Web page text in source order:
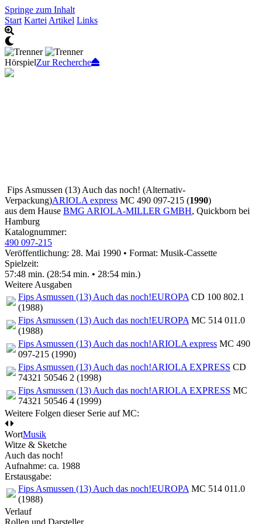
Springe zum Inhalt
Start Kartei Artikel Links
HörspielZur Recherche
Fips Asmussen (13) Auch das noch! (Alternativ-
Verpackung)ARIOLA express MC 490 097-215 (1990)
aus dem Hause BMG ARIOLA-MILLER GMBH, Quickborn bei
Hamburg
Katalognummer:
490 097-215
Veröffentlichung: 28. Mai 1990 • Format: Musik-Cassette
Spielzeit:
57:48 min. (28:54 min. • 28:54 min.)
Weitere Ausgaben
Fips Asmussen (13) Auch das noch!EUROPA CD 100 802.1
(1988)
Fips Asmussen (13) Auch das noch!EUROPA MC 514 011.0
(1988)
Fips Asmussen (13) Auch das noch!ARIOLA express MC 490
097-215 (1990)
Fips Asmussen (13) Auch das noch!ARIOLA EXPRESS CD
74321 50546 2 (1998)
Fips Asmussen (13) Auch das noch!ARIOLA EXPRESS MC
74321 50546 4 (1999)
Weitere Folgen dieser Serie auf MC:
WortMusik
Witze & Sketche
Auch das noch!
Aufnahme: ca. 1988
Erstausgabe:
Fips Asmussen (13) Auch das noch!EUROPA MC 514 011.0
(1988)
Verlauf
Rollen und Darsteller